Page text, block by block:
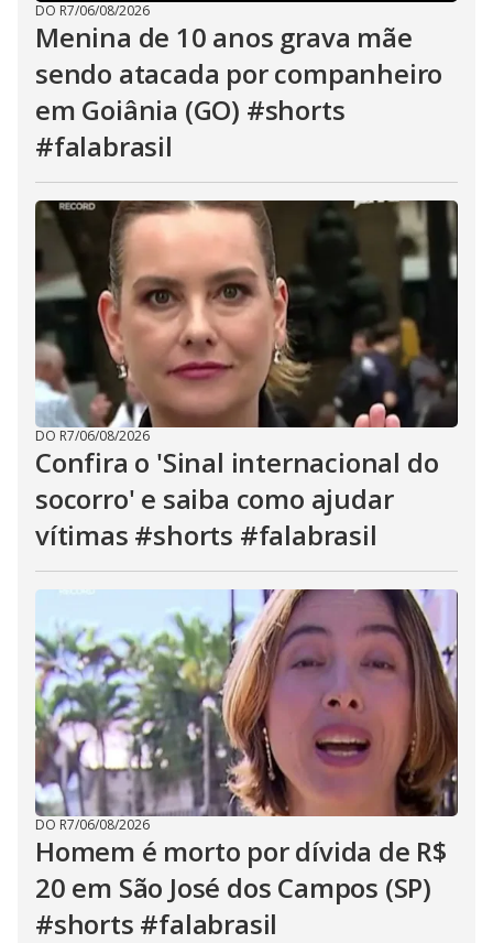
DO R7/06/08/2026
Menina de 10 anos grava mãe
sendo atacada por companheiro
em Goiânia (GO) #shorts
#falabrasil
DO R7/06/08/2026
Confira o 'Sinal internacional do
socorro' e saiba como ajudar
vítimas #shorts #falabrasil
DO R7/06/08/2026
Homem é morto por dívida de R$
20 em São José dos Campos (SP)
#shorts #falabrasil